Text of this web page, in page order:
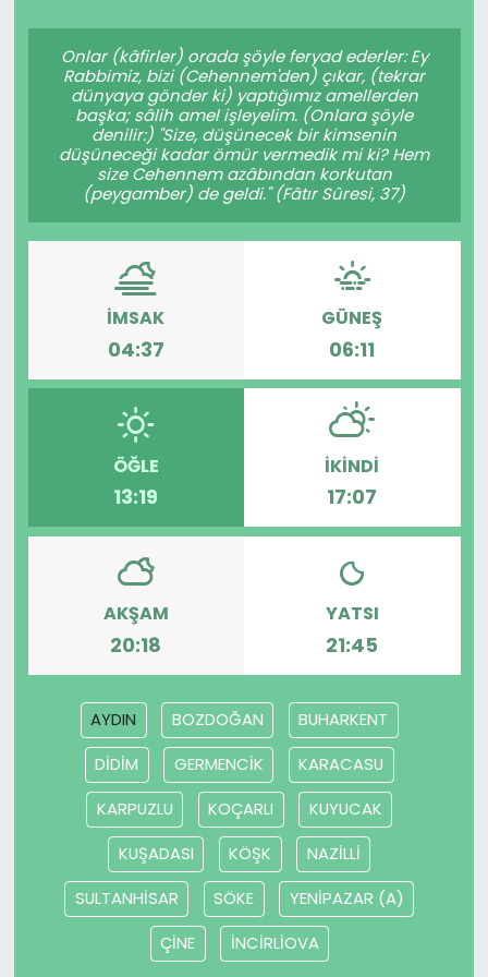
Onlar (kâfirler) orada şöyle feryad ederler: Ey
Rabbimiz, bizi (Cehennem'den) çıkar, (tekrar
dünyaya gönder ki) yaptığımız amellerden
başka; sâlih amel işleyelim. (Onlara şöyle
denilir:) "Size, düşünecek bir kimsenin
düşüneceği kadar ömür vermedik mi ki? Hem
size Cehennem azâbından korkutan
(peygamber) de geldi." (Fâtır Sûresi, 37)
İMSAK
04:37
GÜNEŞ
06:11
ÖĞLE
13:19
İKINDI
17:07
AKŞAM
20:18
YATSI
21:45
AYDIN BOZDOĞAN
BUHARKENT
DİDİM
GERMENCİK
KARACASU
KARPUZLU
KOÇARLI
KUYUCAK
KUŞADASI
KÖŞK
NAZİLLİ
SULTANHİSAR
SÖKE
YENİPAZAR (A)
ÇİNE
İNCİRLİOVA
Teknoloji
Resmi İlanlar
Yaşam
Künye
Gizlilik Sözleşmesi
İletişim